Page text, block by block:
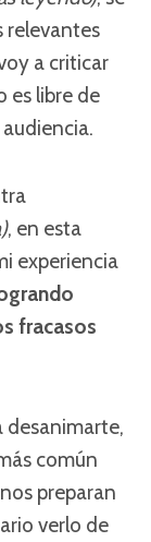
relevantes
a criticar
es libre de
, en esta
experiencia
fracasos
desanimarte,
común
preparan
verlo de